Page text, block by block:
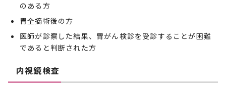
のある方
胃全摘術後の方
医師が診察した結果、胃がん検診を受診することが困難
であると判断された方
内視鏡検査